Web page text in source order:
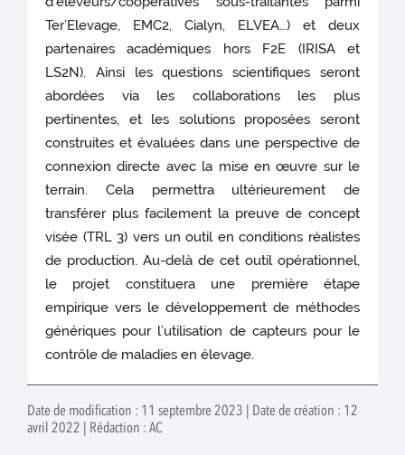
Ter’Elevage, EMC2, Cialyn, ELVEA…) et deux
partenaires académiques hors F2E (IRISA et
LS2N). Ainsi les questions scientifiques seront
abordées via les collaborations les plus
pertinentes, et les solutions proposées seront
construites et évaluées dans une perspective de
connexion directe avec la mise en œuvre sur le
terrain. Cela permettra ultérieurement de
transférer plus facilement la preuve de concept
visée (TRL 3) vers un outil en conditions réalistes
de production. Au-delà de cet outil opérationnel,
le projet constituera une première étape
empirique vers le développement de méthodes
génériques pour l’utilisation de capteurs pour le
contrôle de maladies en élevage.
Date de modification : 11 septembre 2023 | Date de création : 12
avril 2022 | Rédaction : AC